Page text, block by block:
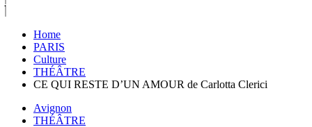
Home
PARIS
Culture
THÉÂTRE
CE QUI RESTE D’UN AMOUR de Carlotta Clerici
Avignon
THÉÂTRE